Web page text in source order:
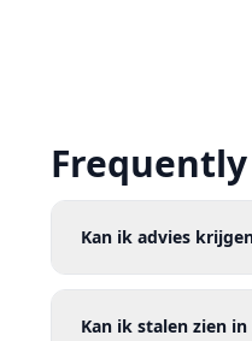
Kan ik advies
Kan ik stalen zien